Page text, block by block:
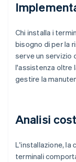
Chi installa i
bisogno di per la
serve un servizio
l'assistenza oltre
gestire la
Analisi
L'installazione, la
terminali